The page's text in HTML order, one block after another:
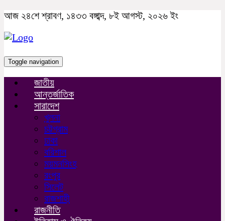
আজ ২৪শে শ্রাবণ, ১৪৩৩ বঙ্গাব্দ, ৮ই আগস্ট, ২০২৬ ইং
Toggle navigation
জাতীয়
আন্তর্জাতিক
সারাদেশ
খুলনা
চট্টগ্রাম
ঢাকা
বরিশাল
ময়মনসিংহ
রংপুর
সিলেট
রাজশাহী
রাজনীতি